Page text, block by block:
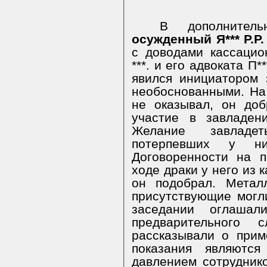
В
осужденный Я*** Р.Р.
с доводами
***. и его адвоката
явился инициатором
необоснованными.
не оказывал, он
участие в
Желание
потерпевших у
Договоренности
ходе драки у него из
он подобрал.
присутствующие
заседании
рассказывали о
показания
давлением